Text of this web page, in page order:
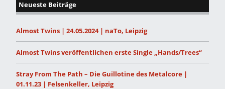
Neueste Beiträge
Almost Twins | 24.05.2024 | naTo, Leipzig
Almost Twins veröffentlichen erste Single „Hands/Trees“
Stray From The Path – Die Guillotine des Metalcore |
01.11.23 | Felsenkeller, Leipzig